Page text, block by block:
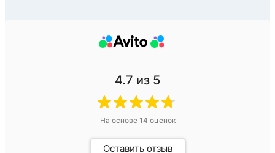
4.7 из 5
На основе 14 оценок
Оставить отзыв